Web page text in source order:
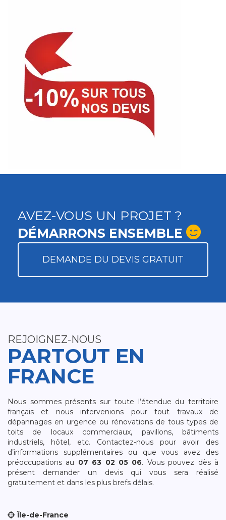
AVEZ-VOUS UN PROJET ?
DÉMARRONS ENSEMBLE
DEMANDE DU DEVIS GRATUIT
REJOIGNEZ-NOUS
PARTOUT EN
FRANCE
Nous sommes présents sur toute l’étendue du territoire
français et nous intervenions pour tout travaux de
dépannages en urgence ou rénovations de tous types de
toits de locaux commerciaux, pavillons, bâtiments
industriels, hôtel, etc. Contactez-nous pour avoir des
d’informations supplémentaires ou que vous avez des
préoccupations au 07 63 02 05 06. Vous pouvez dès à
présent demander un devis qui vous sera réalisé
gratuitement et dans les plus brefs délais.
Île-de-France